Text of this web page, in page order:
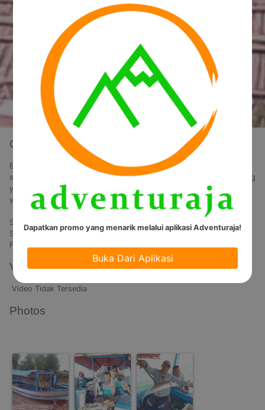
Overview
Berwisata di Kepulauan Seribu tidak hanya menawarkan kegiatan
snorkeling atau diving. Di masa pandemi, ada tren wisata memancing
yang bisa dilakukan sambil menelusuri pulau-pulau Kepulauan Seribu
yang cantik.
Spot fishing : Pulau Pari dan sekitarnya
Start : 20.00 WIB
Finish : 17. 00 WIB
Video
Video Tidak Tersedia
Photos
Dapatkan promo yang menarik melalui aplikasi Adventuraja!
Buka Dari Aplikasi